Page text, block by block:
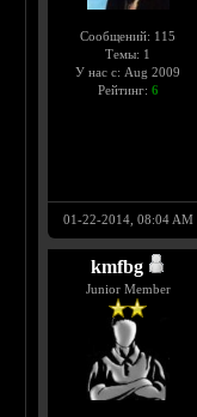
Сообщений: 115
Темы: 1
У нас с: Aug 2009
Рейтинг: 6
01-22-2014, 08:04 AM
kmfbg
Junior Member